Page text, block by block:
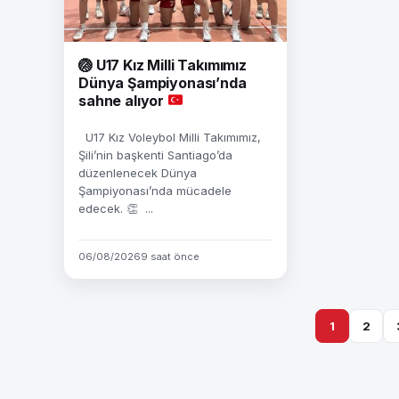
🏐U17 Kız Milli Takımımız
Dünya Şampiyonası’nda
sahne alıyor
U17 Kız Voleybol Milli Takımımız,
Şili’nin başkenti Santiago’da
düzenlenecek Dünya
Şampiyonası’nda mücadele
edecek. 👏 ...
06/08/20269 saat önce
1 2